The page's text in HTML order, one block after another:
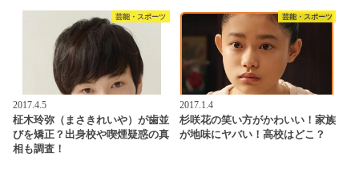
芸能・スポーツ
2017.4.5
柾木玲弥（まさきれいや）が歯並
びを矯正？出身校や喫煙疑惑の真
相も調査！
芸能・スポーツ
2017.1.4
杉咲花の笑い方がかわいい！家族
が地味にヤバい！高校はどこ？